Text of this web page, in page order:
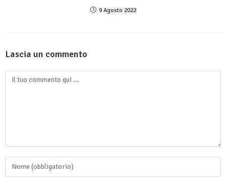
9 Agosto 2022
Lascia un commento